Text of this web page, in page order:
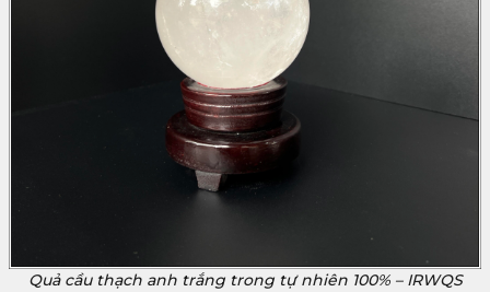
Quả cầu thạch anh trắng trong tự nhiên 100% – IRWQS